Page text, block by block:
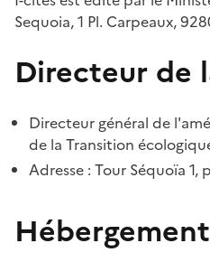
Sequoia, 1 Pl. Carpeaux,
Directeur de
Directeur général de
de la Transition
Adresse : Tour Séquoïa
Hébergement